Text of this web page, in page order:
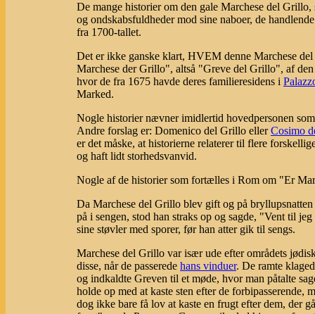
De mange historier om den gale Marchese del
og ondskabsfuldheder mod sine naboer, de
fra 1700-tallet.
Det er ikke ganske klart, HVEM denne Marchese
Marchese der Grillo", altså "Greve del Grillo", af
hvor de fra 1675 havde deres familieresidens i
Marked.
Nogle historier nævner imidlertid hovedpersonen
Andre forslag er: Domenico del Grillo ellerCosimo
er det måske, at historierne relaterer til flere
og haft lidt storhedsvanvid.
Nogle af de historier som fortælles i Rom om "Er
Da Marchese del Grillo blev gift og på
på i sengen, stod han straks op og sagde, "Vent til
sine støvler med sporer, før han atter gik til sengs.
Marchese del Grillo var især ude efter områdets
disse, når de passerede hans vinduer. De ramte
og indkaldte Greven til et møde, hvor man påtalte
holde op med at kaste sten efter de
dog ikke bare få lov at kaste en frugt efter dem, der